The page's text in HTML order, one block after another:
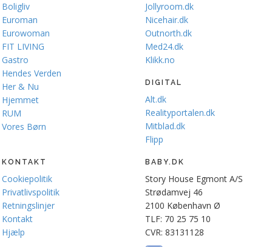
Boligliv
Euroman
Eurowoman
FIT LIVING
Gastro
Hendes Verden
Her & Nu
Hjemmet
RUM
Vores Børn
Jollyroom.dk
Nicehair.dk
Outnorth.dk
Med24.dk
Klikk.no
DIGITAL
Alt.dk
Realityportalen.dk
Mitblad.dk
Flipp
KONTAKT
Cookiepolitik
Privatlivspolitik
Retningslinjer
Kontakt
Hjælp
BABY.DK
Story House Egmont A/S
Strødamvej 46
2100 København Ø
TLF: 70 25 75 10
CVR: 83131128